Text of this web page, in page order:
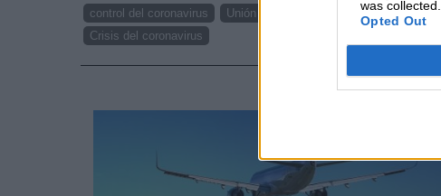
was collected.
Opted Out
control del coronavirus Unión Europea Banco Central Europeo
Crisis del coronavirus